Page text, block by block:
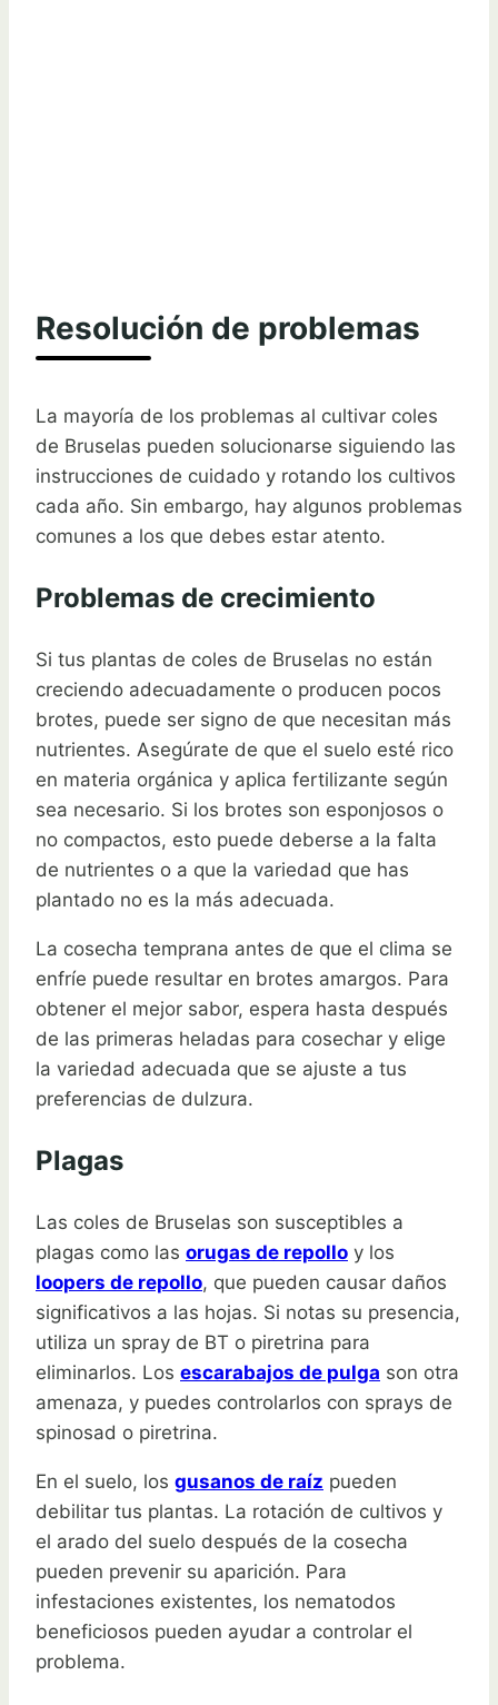
Resolución de problemas
La mayoría de los problemas al cultivar coles
de Bruselas pueden solucionarse siguiendo las
instrucciones de cuidado y rotando los cultivos
cada año. Sin embargo, hay algunos problemas
comunes a los que debes estar atento.
Problemas de crecimiento
Si tus plantas de coles de Bruselas no están
creciendo adecuadamente o producen pocos
brotes, puede ser signo de que necesitan más
nutrientes. Asegúrate de que el suelo esté rico
en materia orgánica y aplica fertilizante según
sea necesario. Si los brotes son esponjosos o
no compactos, esto puede deberse a la falta
de nutrientes o a que la variedad que has
plantado no es la más adecuada.
La cosecha temprana antes de que el clima se
enfríe puede resultar en brotes amargos. Para
obtener el mejor sabor, espera hasta después
de las primeras heladas para cosechar y elige
la variedad adecuada que se ajuste a tus
preferencias de dulzura.
Plagas
Las coles de Bruselas son susceptibles a
plagas como las orugas de repollo y los
loopers de repollo, que pueden causar daños
significativos a las hojas. Si notas su presencia,
utiliza un spray de BT o piretrina para
eliminarlos. Los escarabajos de pulga son otra
amenaza, y puedes controlarlos con sprays de
spinosad o piretrina.
En el suelo, los gusanos de raíz pueden
debilitar tus plantas. La rotación de cultivos y
el arado del suelo después de la cosecha
pueden prevenir su aparición. Para
infestaciones existentes, los nematodos
beneficiosos pueden ayudar a controlar el
problema.